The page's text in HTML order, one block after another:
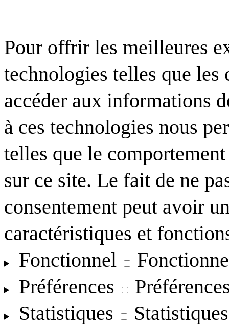
Pour offrir les meilleures
technologies telles que
accéder aux informations
à ces technologies nous
telles que le
sur ce site. Le fait de ne
consentement peut avoir
caractéristiques et
Fonctionnel
Préférences
Statistiques
Statistiques